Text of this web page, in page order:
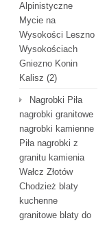
Alpinistyczne
Mycie na
Wysokości Leszno
Wysokościach
Gniezno Konin
Kalisz (2)
Nagrobki Piła
nagrobki granitowe
nagrobki kamienne
Piła nagrobki z
granitu kamienia
Wałcz Złotów
Chodzież blaty
kuchenne
granitowe blaty do